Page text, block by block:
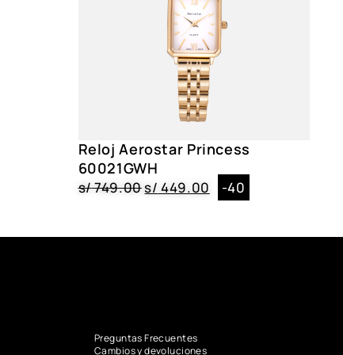
Reloj Aerostar Princess
60021GWH
s/749.00s/ 449.00 -40
Preguntas Frecuentes
Cambios y devoluciones